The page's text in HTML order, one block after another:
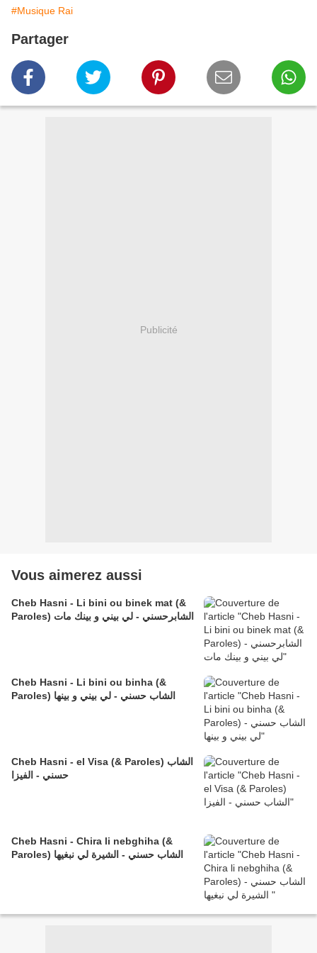
#Musique Rai
Partager
Publicité
Vous aimerez aussi
Cheb Hasni - Li bini ou binek mat (&
Paroles) الشابرحسني - لي بيني و بينك مات
Cheb Hasni - Li bini ou binha (&
Paroles) الشاب حسني - لي بيني و بينها
Cheb Hasni - el Visa (& Paroles) الشاب
حسني - الفيزا
Cheb Hasni - Chira li nebghiha (&
Paroles) الشاب حسني - الشيرة لي نبغيها